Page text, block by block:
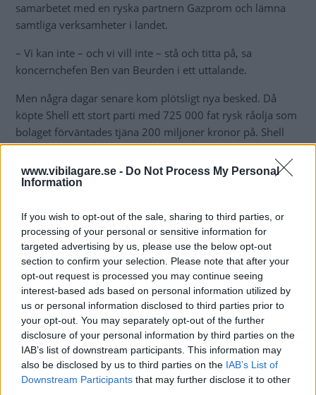
www.vibilagare.se - Do Not Process My Personal
Information
If you wish to opt-out of the sale, sharing to third parties, or
processing of your personal or sensitive information for
targeted advertising by us, please use the below opt-out
section to confirm your selection. Please note that after your
opt-out request is processed you may continue seeing
interest-based ads based on personal information utilized by
us or personal information disclosed to third parties prior to
your opt-out. You may separately opt-out of the further
disclosure of your personal information by third parties on the
IAB’s list of downstream participants. This information may
also be disclosed by us to third parties on the IAB’s List of
Downstream Participants that may further disclose it to other
samarbetet med en ryska partnern Gazprom och lämna
samtliga verksamheter i landet.
– Vi kan inte – och vi vill inte – stå och titta på, sa
koncernchefen Ben van Beurden i ett uttalande.
Men några dagar senare kom plötsligt nya besked. Då
köpte Shell ett stort parti med 725 000 fat rysk råolja som
bolaget förväntades tjäna 200 miljoner kronor på. Shell
uppgav att vissa köp är ”nödvändiga” för att produktionen
på vissa raffinaderier och andra anläggningar ska kunna
fortsätta, men att företaget ändå försöker fasa ut den
Kritikstorm
Kritiken lät inte
vänta på sig. Ukrainas utrikesminister
Dmytro Kuleba frågade Shell på Twitter om inte ”rysk olja
luktar ukrainskt blod för er?”.
På lördagkvällen försvarade Shell beslutet i ettuttalande
Att hitta alternativa källor görs inte över en natt, hävdar
bolaget.
”För att vara tydliga: Utan en oavbruten tillgång till råolja